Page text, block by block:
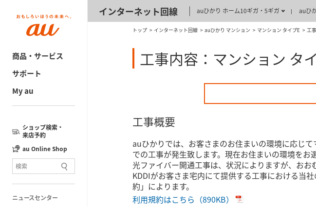
商品・サービス
サポート
My au
ショップ検索・
来店予約
au Online Shop
ニュースセンター
インターネット回線 auひかり ホーム10ギガ・5ギガ auひ
トップ インターネット回線 auひかり マンション マンション タイプE 工
工事内容：マンション タ
工事概要
auひかりでは、お客さまのお住まいの環境に応じ
での工事が発生致します。現在お住まいの環境をお
光ファイバー開通工事は、状況によりますが、おお
KDDIがお客さま宅内にて提供する工事における当
約」によります。
利用規約はこちら（890KB）